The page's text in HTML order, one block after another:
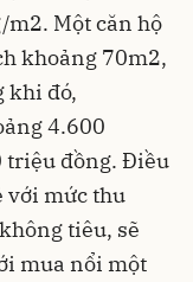
Một căn hộ
khoảng 70m2,
khi đó,
4.600
triệu đồng. Điều
với mức thu
tiêu, sẽ
mua nổi một